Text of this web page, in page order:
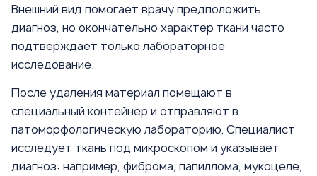
Внешний вид помогает врачу предположить
диагноз, но окончательно характер ткани часто
подтверждает только лабораторное
исследование.
После удаления материал помещают в
специальный контейнер и отправляют в
патоморфологическую лабораторию. Специалист
исследует ткань под микроскопом и указывает
диагноз: например, фиброма, папиллома, мукоцеле,